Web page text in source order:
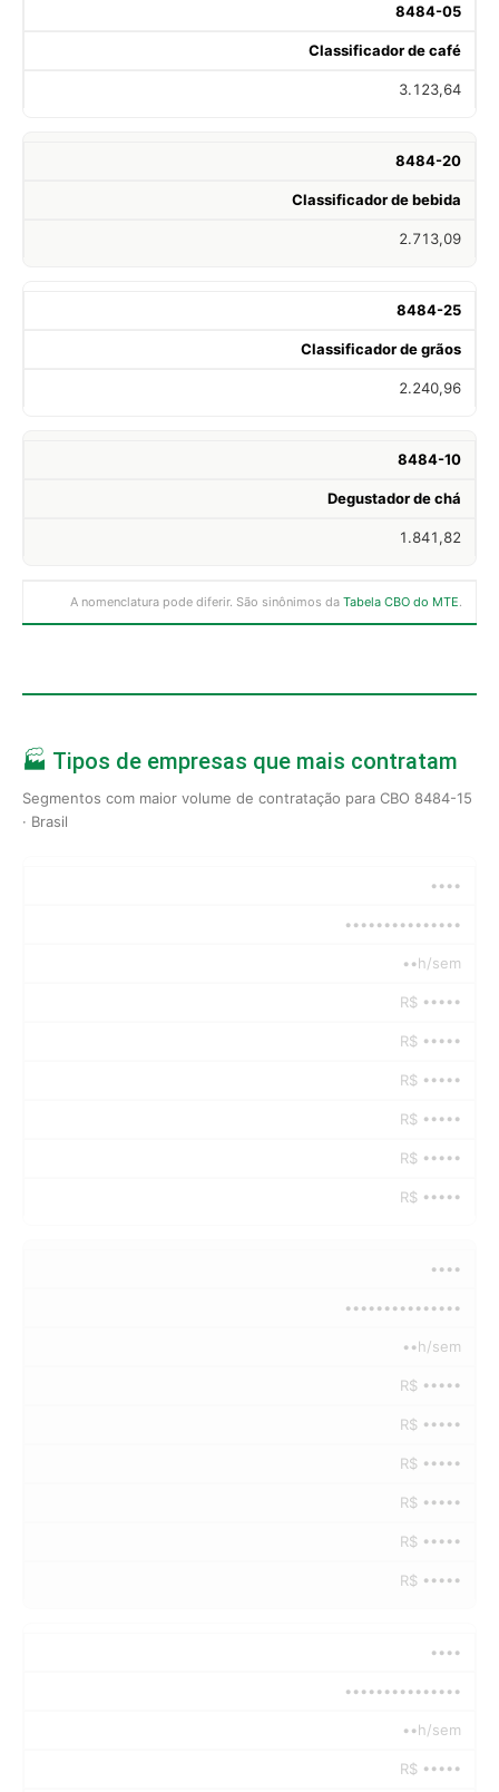
8484-05
Classificador de café
3.123,64
8484-20
Classificador de bebida
2.713,09
8484-25
Classificador de grãos
2.240,96
8484-10
Degustador de chá
1.841,82
A nomenclatura pode diferir. São sinônimos da Tabela CBO do MTE.
🏭 Tipos de empresas que mais contratam
Segmentos com maior volume de contratação para CBO 8484-15
· Brasil
••••
•••••••••••••••
••h/sem
R$ •••••
R$ •••••
R$ •••••
R$ •••••
R$ •••••
R$ •••••
••••
•••••••••••••••
••h/sem
R$ •••••
R$ •••••
R$ •••••
R$ •••••
R$ •••••
R$ •••••
••••
•••••••••••••••
••h/sem
R$ •••••